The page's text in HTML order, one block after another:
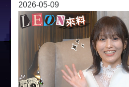
2026-05-09